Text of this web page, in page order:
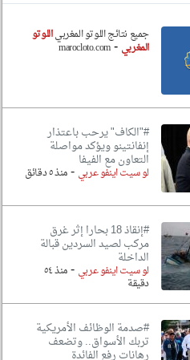
جميع نتائج اللوتو المغربياللوتو
المغربي -
marocloto.com
#"الكاف" يرحب باعتذار
إنفانتينو ويؤكد مواصلة
التعاون مع الفيفا
لو سيت اينفو عربي -منذ ٥ دقائق
#إنقاذ 18 بحارا إثر غرق
مركب لصيد السردين قبالة
الداخلة
لو سيت اينفو عربي - منذ ٥٤
دقيقة
#صدمة الوظائف الأمريكية
تربك الأسواق.. وتضعف
رهانات رفع الفائدة